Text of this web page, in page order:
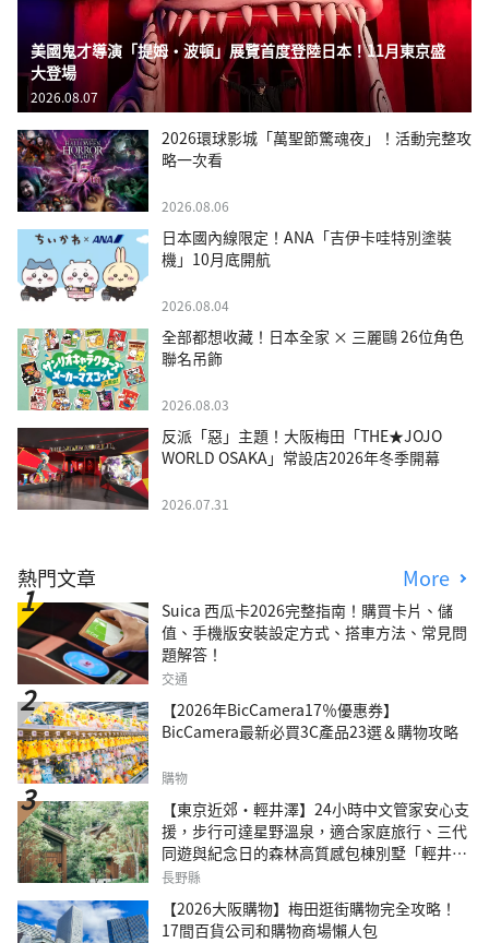
美國鬼才導演「提姆・波頓」展覽首度登陸日本！11月東京盛
大登場
2026.08.07
2026環球影城「萬聖節驚魂夜」！活動完整攻
略一次看
2026.08.06
日本國內線限定！ANA「吉伊卡哇特別塗裝
機」10月底開航
2026.08.04
全部都想收藏！日本全家 × 三麗鷗 26位角色
聯名吊飾
2026.08.03
反派「惡」主題！大阪梅田「THE★JOJO
WORLD OSAKA」常設店2026年冬季開幕
2026.07.31
熱門文章 More
Suica 西瓜卡2026完整指南！購買卡片、儲
值、手機版安裝設定方式、搭車方法、常見問
題解答！
交通
【2026年BicCamera17％優惠券】
BicCamera最新必買3C產品23選＆購物攻略
購物
【東京近郊・輕井澤】24小時中文管家安心支
援，步行可達星野溫泉，適合家庭旅行、三代
同遊與紀念日的森林高質感包棟別墅「輕井澤
森四季VILLA」
長野縣
【2026大阪購物】梅田逛街購物完全攻略！
17間百貨公司和購物商場懶人包